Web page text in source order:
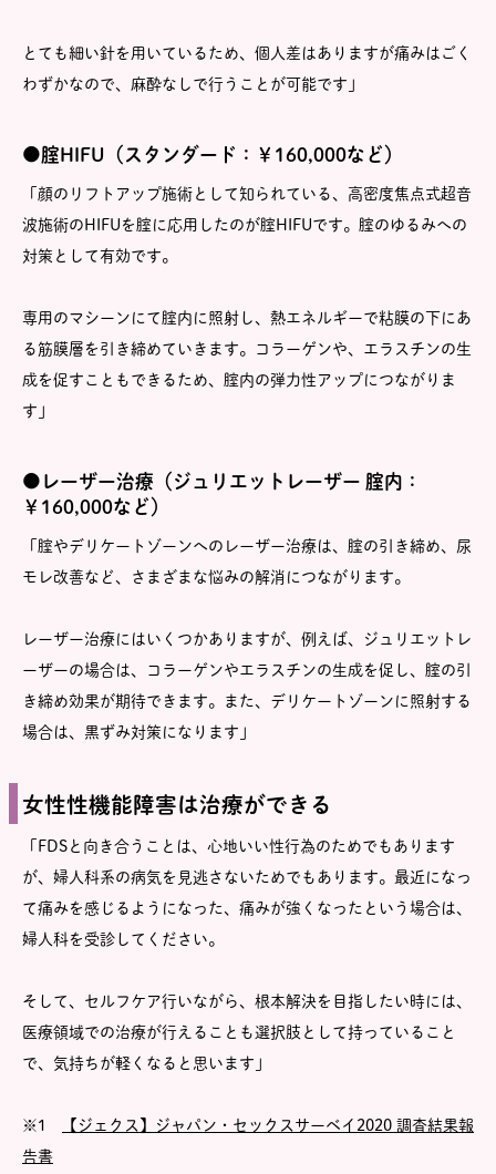
とても細い針を用いているため、個人差はありますが痛みはごく
わずかなので、麻酔なしで行うことが可能です」
●腟HIFU（スタンダード：￥160,000など）
「顔のリフトアップ施術として知られている、高密度焦点式超音
波施術のHIFUを腟に応用したのが腟HIFUです。腟のゆるみへの
対策として有効です。
専用のマシーンにて腟内に照射し、熱エネルギーで粘膜の下にあ
る筋膜層を引き締めていきます。コラーゲンや、エラスチンの生
成を促すこともできるため、腟内の弾力性アップにつながりま
す」
●レーザー治療（ジュリエットレーザー 腟内：
￥160,000など）
「腟やデリケートゾーンへのレーザー治療は、腟の引き締め、尿
モレ改善など、さまざまな悩みの解消につながります。
レーザー治療にはいくつかありますが、例えば、ジュリエットレ
ーザーの場合は、コラーゲンやエラスチンの生成を促し、腟の引
き締め効果が期待できます。また、デリケートゾーンに照射する
場合は、黒ずみ対策になります」
女性性機能障害は治療ができる
「FDSと向き合うことは、心地いい性行為のためでもあります
が、婦人科系の病気を見逃さないためでもあります。最近になっ
て痛みを感じるようになった、痛みが強くなったという場合は、
婦人科を受診してください。
そして、セルフケア行いながら、根本解決を目指したい時には、
医療領域での治療が行えることも選択肢として持っていること
で、気持ちが軽くなると思います」
※1
【ジェクス】ジャパン・セックスサーベイ2020 調査結果報
告書